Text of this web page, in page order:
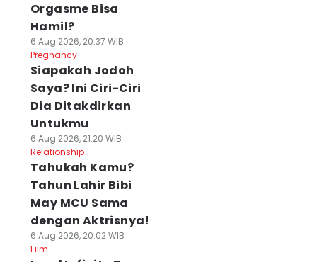
Orgasme Bisa
Hamil?
6 Aug 2026, 20:37 WIB
Pregnancy
Siapakah Jodoh
Saya? Ini Ciri-Ciri
Dia Ditakdirkan
Untukmu
6 Aug 2026, 21:20 WIB
Relationship
Tahukah Kamu?
Tahun Lahir Bibi
May MCU Sama
dengan Aktrisnya!
6 Aug 2026, 20:02 WIB
Film